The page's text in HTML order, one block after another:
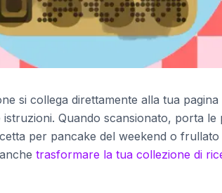
si collega direttamente alla tua
Quando scansionato, porta le
per pancake del weekend o frullato
trasformare la tua collezione di